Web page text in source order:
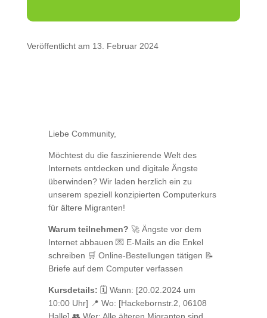
Veröffentlicht am 13. Februar 2024
Liebe Community,
Möchtest du die faszinierende Welt des
Internets entdecken und digitale Ängste
überwinden? Wir laden herzlich ein zu
unserem speziell konzipierten Computerkurs
für ältere Migranten!
Warum teilnehmen? 🚀 Ängste vor dem
Internet abbauen 💌 E-Mails an die Enkel
schreiben 🛒 Online-Bestellungen tätigen 📝
Briefe auf dem Computer verfassen
Kursdetails: 🗓️ Wann: [20.02.2024 um
10:00 Uhr] 📍 Wo: [Hackebornstr.2, 06108